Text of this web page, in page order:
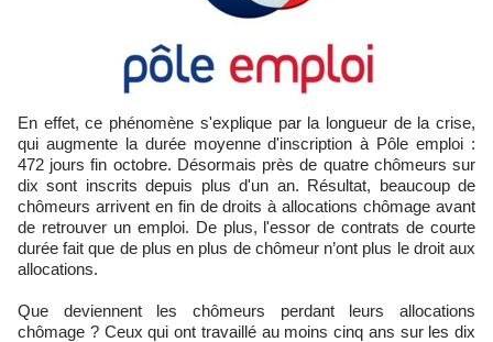
En effet, ce phénomène s'explique par la longueur de la crise,
qui augmente la durée moyenne d'inscription à Pôle emploi :
472 jours fin octobre. Désormais près de quatre chômeurs sur
dix sont inscrits depuis plus d'un an. Résultat, beaucoup de
chômeurs arrivent en fin de droits à allocations chômage avant
de retrouver un emploi. De plus, l'essor de contrats de courte
durée fait que de plus en plus de chômeur n’ont plus le droit aux
allocations.
Que deviennent les chômeurs perdant leurs allocations
chômage ? Ceux qui ont travaillé au moins cinq ans sur les dix